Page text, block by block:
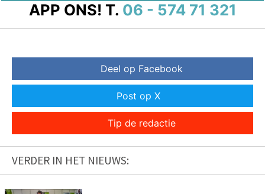
APP ONS! T. 06 - 574 71 321
Deel op Facebook
Post op X
Tip de redactie
VERDER IN HET NIEUWS: